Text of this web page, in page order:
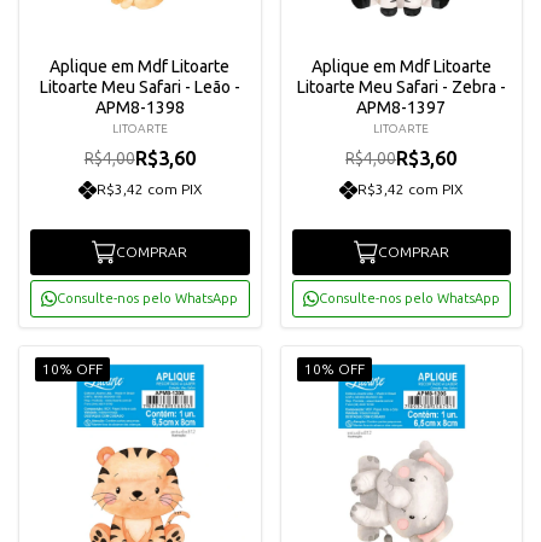
Aplique em Mdf Litoarte
Litoarte Meu Safari - Leão -
APM8-1398
LITOARTE
R$4,00R$3,60
R$3,42 com PIX
COMPRAR
Consulte-nos pelo WhatsApp
Aplique em Mdf Litoarte
Litoarte Meu Safari - Zebra -
APM8-1397
LITOARTE
R$4,00R$3,60
R$3,42 com PIX
COMPRAR
Consulte-nos pelo WhatsApp
10% OFF 10% OFF